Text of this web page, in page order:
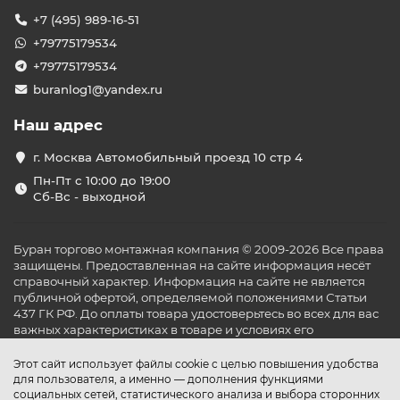
Этот сайт использует файлы cookie с целью повышения удобства
для пользователя, а именно — дополнения функциями
социальных сетей, статистического анализа и выбора сторонних
+7 (495) 989-16-51
+79775179534
+79775179534
buranlog1@yandex.ru
Наш адрес
г. Москва Автомобильный проезд 10 стр 4
Пн-Пт с 10:00 до 19:00
Сб-Вс - выходной
Буран торгово монтажная компания © 2009-2026 Все права
защищены. Предоставленная на сайте информация несёт
справочный характер. Информация на сайте не является
публичной офертой, определяемой положениями Статьи
437 ГК РФ. До оплаты товара удостоверьтесь во всех для вас
важных характеристиках в товаре и условиях его